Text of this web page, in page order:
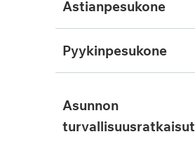
astianpesukone
pyykinpesukone
asunnon
turvallisuusratkaisut